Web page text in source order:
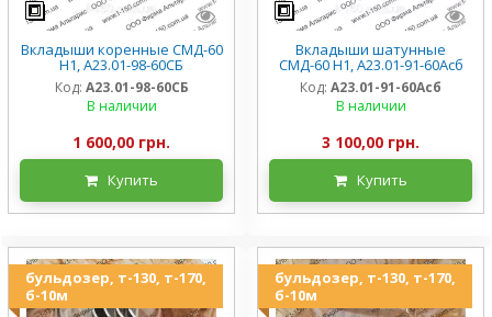
Вкладыши коренные СМД-60
Н1, А23.01-98-60СБ
Код: А23.01-98-60СБ
В наличии
1 600,00 грн.
Купить
Вкладыши шатунные
СМД-60 Н1, А23.01-91-60Асб
Код: А23.01-91-60Асб
В наличии
3 100,00 грн.
Купить
бульдозер, т-130, т-170,
б-10м
бульдозер, т-130, т-170,
б-10м